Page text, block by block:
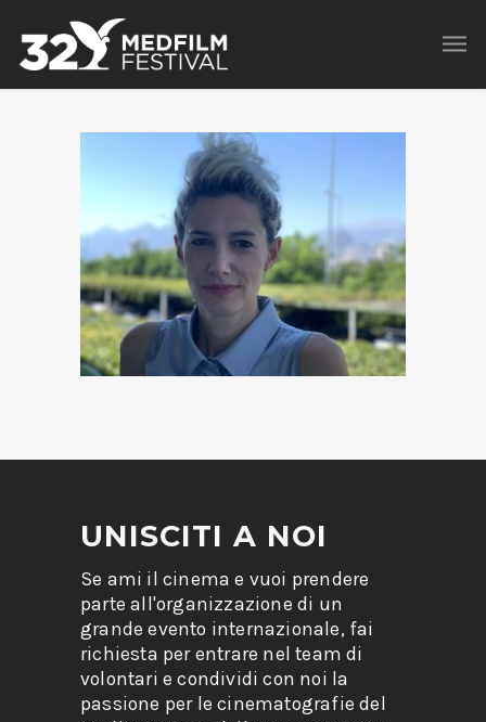
UNISCITI A NOI
Se ami il cinema e vuoi prendere
parte all'organizzazione di un
grande evento internazionale, fai
richiesta per entrare nel team di
volontari e condividi con noi la
passione per le cinematografie del